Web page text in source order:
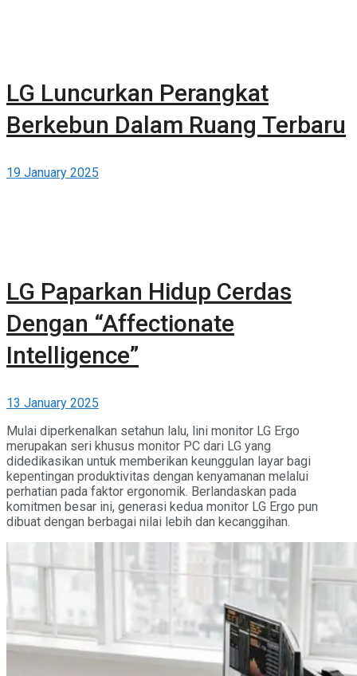
LG Luncurkan Perangkat
Berkebun Dalam Ruang Terbaru
19 January 2025
LG Paparkan Hidup Cerdas
Dengan “Affectionate
Intelligence”
13 January 2025
Mulai diperkenalkan setahun lalu, lini monitor LG Ergo
merupakan seri khusus monitor PC dari LG yang
didedikasikan untuk memberikan keunggulan layar bagi
kepentingan produktivitas dengan kenyamanan melalui
perhatian pada faktor ergonomik. Berlandaskan pada
komitmen besar ini, generasi kedua monitor LG Ergo pun
dibuat dengan berbagai nilai lebih dan kecanggihan.